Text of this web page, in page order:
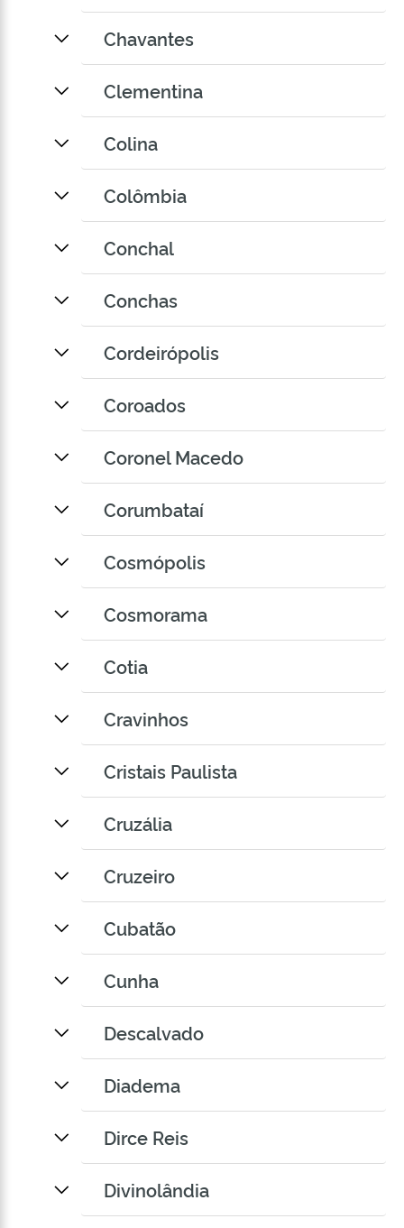
Chavantes
Clementina
Colina
Colômbia
Conchal
Conchas
Cordeirópolis
Coroados
Coronel Macedo
Corumbataí
Cosmópolis
Cosmorama
Cotia
Cravinhos
Cristais Paulista
Cruzália
Cruzeiro
Cubatão
Cunha
Descalvado
Diadema
Dirce Reis
Divinolândia